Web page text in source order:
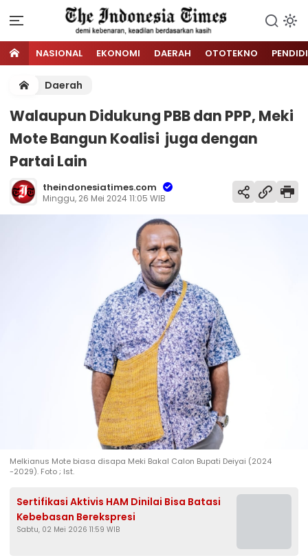
NASIONAL EKONOMI DAERAH OTOTEKNO
Daerah
Walaupun Didukung PBB dan PPP, Meki
Mote Bangun Koalisi juga dengan
Partai Lain
theindonesiatimes.com
Minggu, 26 Mei 2024 11:05 WIB
Melkianus Mote biasa disapa Meki Bakal Calon Bupati Deiyai (2024
-2029). Foto ; Ist.
Sertifikasi Aktivis HAM Dinilai Bisa Batasi
Kebebasan Berekspresi
Sabtu, 02 Mei 2026 11:59 WIB